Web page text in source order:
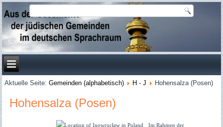
Aktuelle Seite:Gemeinden (alphabetisch) H - J Hohensalza (Posen)
Hohensalza (Posen)
Im Rahmen der